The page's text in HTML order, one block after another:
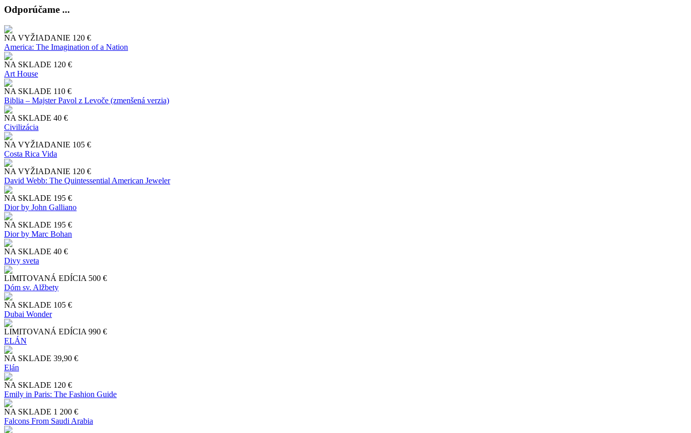
Odporúčame ...
NA VYŽIADANIE 120 €
America: The Imagination of a Nation
NA SKLADE 120 €
Art House
NA SKLADE 110 €
Biblia – Majster Pavol z Levoče (zmenšená verzia)
NA SKLADE 40 €
Civilizácia
NA VYŽIADANIE 105 €
Costa Rica Vida
NA VYŽIADANIE 120 €
David Webb: The Quintessential American Jeweler
NA SKLADE 195 €
Dior by John Galliano
NA SKLADE 195 €
Dior by Marc Bohan
NA SKLADE 40 €
Divy sveta
LIMITOVANÁ EDÍCIA 500 €
Dóm sv. Alžbety
NA SKLADE 105 €
Dubai Wonder
LIMITOVANÁ EDÍCIA 990 €
ELÁN
NA SKLADE 39,90 €
Elán
NA SKLADE 120 €
Emily in Paris: The Fashion Guide
NA SKLADE 1 200 €
Falcons From Saudi Arabia